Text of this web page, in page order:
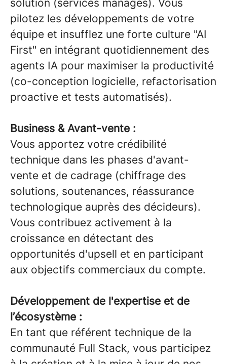
solution (services managés). Vous
pilotez les développements de votre
équipe et insufflez une forte culture "AI
First" en intégrant quotidiennement des
agents IA pour maximiser la productivité
(co-conception logicielle, refactorisation
proactive et tests automatisés).
Business & Avant-vente :
Vous apportez votre crédibilité
technique dans les phases d'avant-
vente et de cadrage (chiffrage des
solutions, soutenances, réassurance
technologique auprès des décideurs).
Vous contribuez activement à la
croissance en détectant des
opportunités d'upsell et en participant
aux objectifs commerciaux du compte.
Développement de l'expertise et de
l’écosystème :
En tant que référent technique de la
communauté Full Stack, vous participez